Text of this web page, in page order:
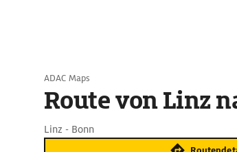
ADAC Maps
Route von Linz
Linz - Bonn